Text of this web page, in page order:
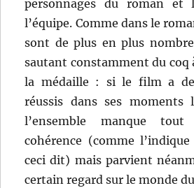
personnages du roman et
l’équipe. Comme dans le
sont de plus en plus
sautant constamment du coq
la médaille : si le film a
réussis dans ses moments
l’ensemble manque
cohérence (comme
ceci dit) mais parvient
certain regard sur le monde